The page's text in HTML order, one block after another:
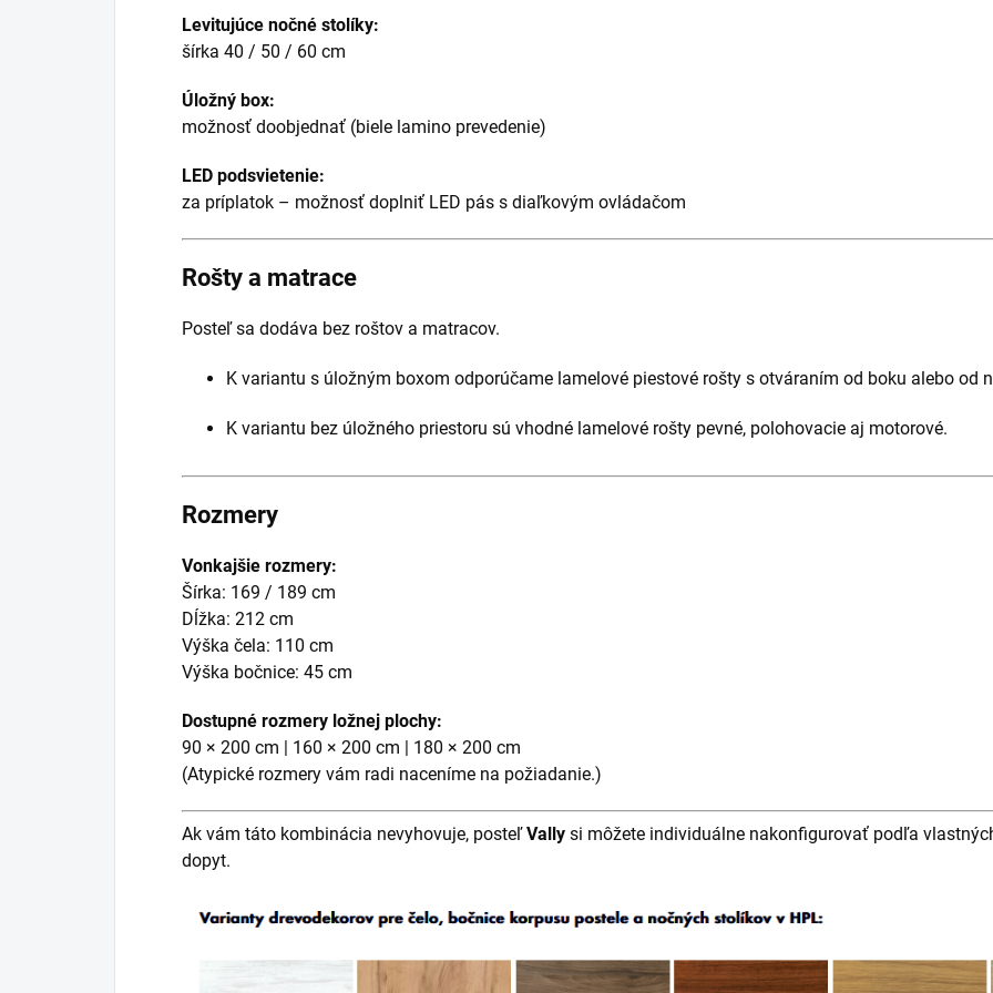
Levitujúce nočné stolíky:
šírka 40 / 50 / 60 cm
Úložný box:
možnosť doobjednať (biele lamino prevedenie)
LED podsvietenie:
za príplatok – možnosť doplniť LED pás s diaľkovým ovládačom
Rošty a matrace
Posteľ sa dodáva bez roštov a matracov.
K variantu s úložným boxom odporúčame lamelové piestové rošty s otváraním od boku alebo od
K variantu bez úložného priestoru sú vhodné lamelové rošty pevné, polohovacie aj motorové.
Rozmery
Vonkajšie rozmery:
Šírka: 169 / 189 cm
Dĺžka: 212 cm
Výška čela: 110 cm
Výška bočnice: 45 cm
Dostupné rozmery ložnej plochy:
90 × 200 cm | 160 × 200 cm | 180 × 200 cm
(Atypické rozmery vám radi naceníme na požiadanie.)
Ak vám táto kombinácia nevyhovuje, posteľVally si môžete individuálne nakonfigurovať podľa
dopyt.